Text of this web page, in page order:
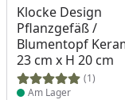
Klocke Design
Pflanzgefäß /
Blumentopf
23 cm x H 20 cm
(1)
Produkt am Lager
Am Lager